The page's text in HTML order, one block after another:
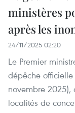
ministères
après les
24/11/2025 02:20
Le Premier
dépêche
novembre 2025),
localités de